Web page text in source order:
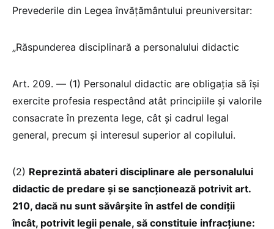
Prevederile din Legea învățământului preuniversitar:
„Răspunderea disciplinară a personalului didactic
Art. 209. — (1) Personalul didactic are obligația să își
exercite profesia respectând atât principiile și valorile
consacrate în prezenta lege, cât și cadrul legal
general, precum și interesul superior al copilului.
(2) Reprezintă abateri disciplinare ale personalului
didactic de predare și se sancționează potrivit art.
210, dacă nu sunt săvârșite în astfel de condiții
încât, potrivit legii penale, să constituie infracțiune: